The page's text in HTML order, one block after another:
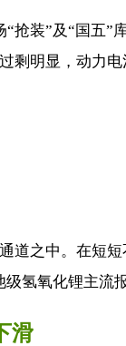
装”及“国五
剩明显，动力
之中。在短
氢氧化锂主流
滑